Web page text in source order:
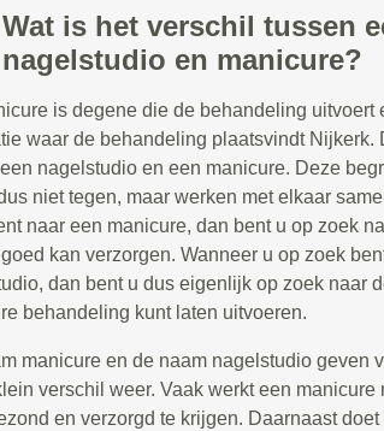
Wat is het verschil tussen
nagelstudio en manicure?
is degene die de behandeling uitvoert
waar de behandeling plaatsvindt Nijkerk.
nagelstudio en een manicure. Deze
niet tegen, maar werken met elkaar
naar een manicure, dan bent u op zoek
kan verzorgen. Wanneer u op zoek
dan bent u dus eigenlijk op zoek naar
behandeling kunt laten uitvoeren.
manicure en de naam nagelstudio geven
verschil weer. Vaak werkt een manicure
en verzorgd te krijgen. Daarnaast